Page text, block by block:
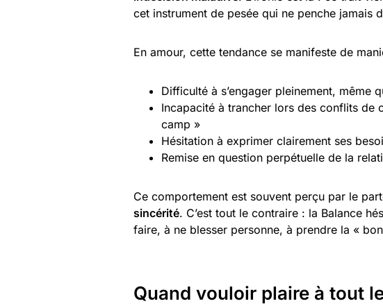
cet instrument de pesée qui ne penche jamais
En amour, cette tendance se manifeste de
Difficulté à s’engager pleinement, même
Incapacité à trancher lors des conflits de
camp »
Hésitation à exprimer clairement ses
Remise en question perpétuelle de la
Ce comportement est souvent perçu par le
sincérité. C’est tout le contraire : la Balance
faire, à ne blesser personne, à prendre la «
Quand vouloir plaire à tout